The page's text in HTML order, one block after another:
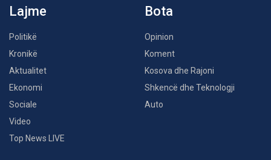
Lajme
Politikë
Kronikë
Aktualitet
Ekonomi
Sociale
Video
Top News LIVE
Bota
Opinion
Koment
Kosova dhe Rajoni
Shkencë dhe Teknologji
Auto